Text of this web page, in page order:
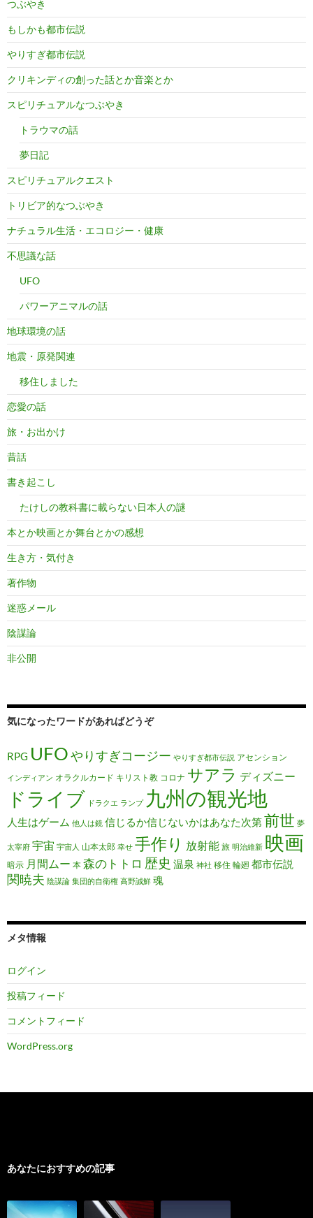
つぶやき
もしかも都市伝説
やりすぎ都市伝説
クリキンディの創った話とか音楽とか
スピリチュアルなつぶやき
トラウマの話
夢日記
スピリチュアルクエスト
トリビア的なつぶやき
ナチュラル生活・エコロジー・健康
不思議な話
UFO
パワーアニマルの話
地球環境の話
地震・原発関連
移住しました
恋愛の話
旅・お出かけ
昔話
書き起こし
たけしの教科書に載らない日本人の謎
本とか映画とか舞台とかの感想
生き方・気付き
著作物
迷惑メール
陰謀論
非公開
気になったワードがあればどうぞ
RPG UFOやりすぎコージー やりすぎ都市伝説 アセンション
インディアン オラクルカード キリスト教 コロナ サアラ ディズニー
ドライブ ドラクエ ランプ 九州の観光地
人生はゲーム 他人は鏡 信じるか信じないかはあなた次第前世 夢
太宰府 宇宙 宇宙人 山本太郎 幸せ 手作り 放射能 旅 明治維新 映画
暗示 月間ムー 本 森のトトロ 歴史 温泉 神社 移住 輪廻 都市伝説
関暁夫 陰謀論 集団的自衛権 高野誠鮮 魂
メタ情報
ログイン
投稿フィード
コメントフィード
WordPress.org
あなたにおすすめの記事